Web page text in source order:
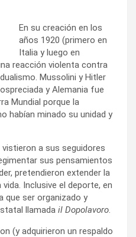
En su creación en los
años 1920 (primero en
Italia y luego en
reacción violenta contra
Mussolini y Hitler
y Alemania fue
Mundial porque la
habían minado su unidad y
a sus seguidores
sus pensamientos
pretendieron extender la
Inclusive el deporte, en
que ser organizado y
llamada il Dopolavoro.
(y adquirieron un respaldo